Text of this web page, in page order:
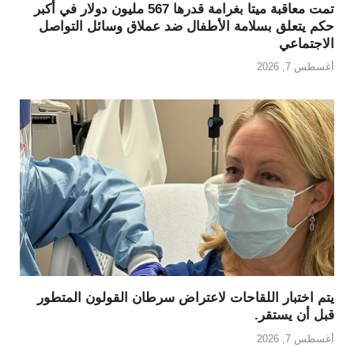
تمت معاقبة ميتا بغرامة قدرها 567 مليون دولار في أكبر
حكم يتعلق بسلامة الأطفال ضد عملاق وسائل التواصل
الاجتماعي
أغسطس 7, 2026
يتم اختبار اللقاحات لاعتراض سرطان القولون المتطور
قبل أن يستقر.
أغسطس 7, 2026